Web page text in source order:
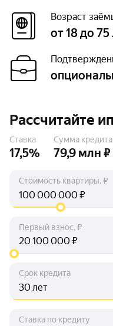
Возраст
от 18 до 75
Рассчитайте
Ставка
17,5%
Сумма кредита
79,9 млн ₽
Стоимость квартиры, ₽
₽
Первый взнос, ₽
₽
Срок кредита
лет
Ставка по кредиту